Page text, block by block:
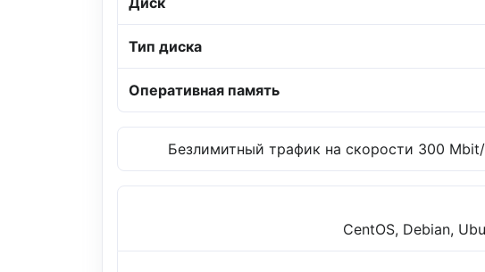
Тип диска
Оперативная память
Безлимитный трафик на скорости 300
CentOS, Debian,